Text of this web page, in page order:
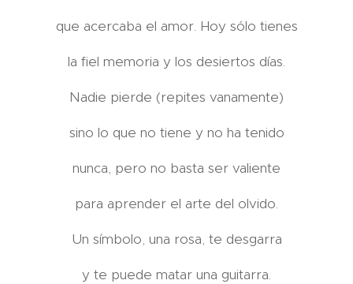
que acercaba el amor. Hoy sólo tienes
la fiel memoria y los desiertos días.
Nadie pierde (repites vanamente)
sino lo que no tiene y no ha tenido
nunca, pero no basta ser valiente
para aprender el arte del olvido.
Un símbolo, una rosa, te desgarra
y te puede matar una guitarra.